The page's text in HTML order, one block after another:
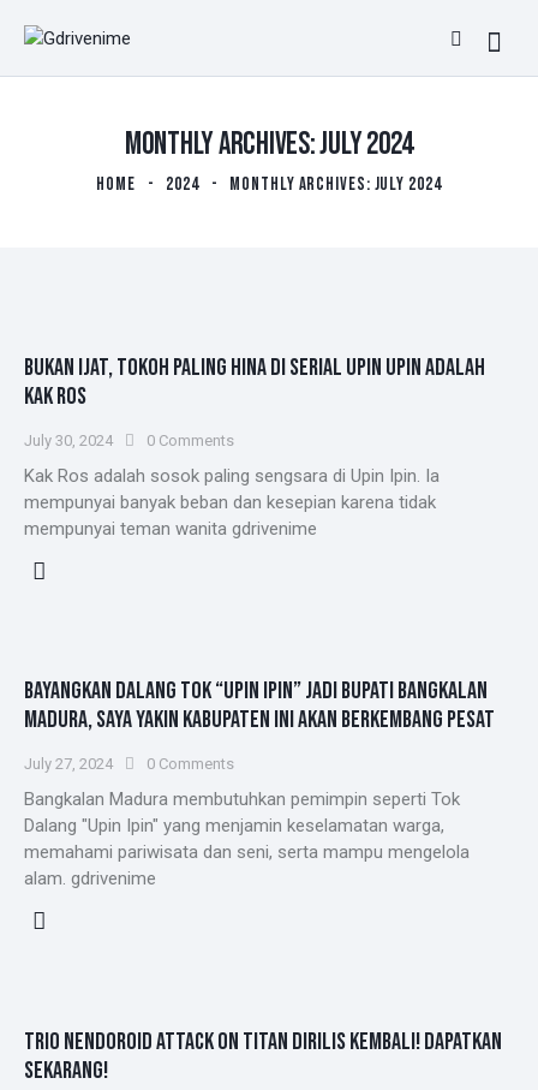
MONTHLY ARCHIVES: JULY 2024
HOME 2024 MONTHLY ARCHIVES: JULY 2024
BUKAN IJAT, TOKOH PALING HINA DI SERIAL UPIN UPIN ADALAH
KAK ROS
July 30, 2024 0 Comments
Kak Ros adalah sosok paling sengsara di Upin Ipin. Ia
mempunyai banyak beban dan kesepian karena tidak
mempunyai teman wanita gdrivenime
BAYANGKAN DALANG TOK “UPIN IPIN” JADI BUPATI BANGKALAN
MADURA, SAYA YAKIN KABUPATEN INI AKAN BERKEMBANG PESAT
July 27, 2024 0 Comments
Bangkalan Madura membutuhkan pemimpin seperti Tok
Dalang "Upin Ipin" yang menjamin keselamatan warga,
memahami pariwisata dan seni, serta mampu mengelola
alam. gdrivenime
TRIO NENDOROID ATTACK ON TITAN DIRILIS KEMBALI! DAPATKAN
SEKARANG!